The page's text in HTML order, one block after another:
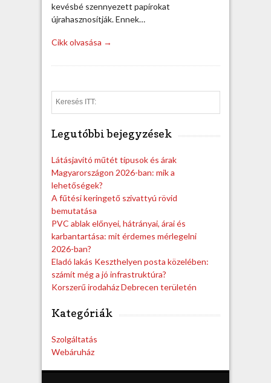
kevésbé szennyezett papírokat
újrahasznosítják. Ennek…
Cikk olvasása →
e
Legutóbbi bejegyzések
Látásjavító műtét típusok és árak
Magyarországon 2026-ban: mik a
lehetőségek?
A fűtési keringető szivattyú rövid
bemutatása
PVC ablak előnyei, hátrányai, árai és
karbantartása: mit érdemes mérlegelni
2026-ban?
Eladó lakás Keszthelyen posta közelében:
számít még a jó infrastruktúra?
Korszerű irodaház Debrecen területén
Kategóriák
Szolgáltatás
Webáruház